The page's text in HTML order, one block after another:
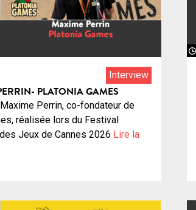
Interview
PLATONIA GAMES
Perrin, co-fondateur de
réalisée lors du Festival
Jeux de Cannes 2026 Lire la